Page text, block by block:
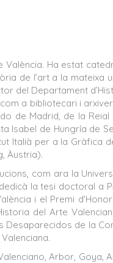
Ha estat
de l’art a la mateixa
del Departament
a bibliotecari i
de Madrid, de la
Isabel de Hungría de
Italià per a la Gràfica
Àustria).
com ara la
la tesi doctoral a
i el Premi
del Arte
de la
Arbor, Goya,